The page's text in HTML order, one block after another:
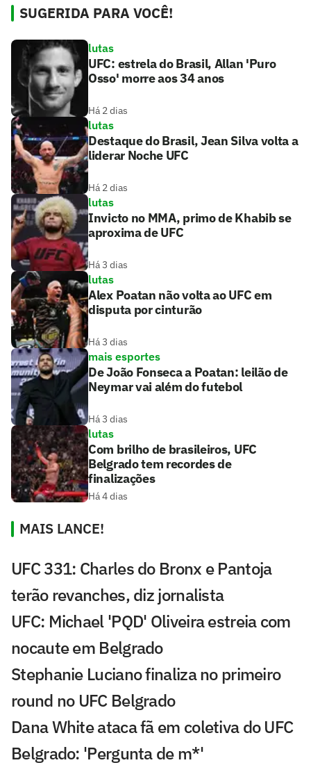
SUGERIDA PARA VOCÊ!
lutas
UFC: estrela do Brasil, Allan 'Puro
Osso' morre aos 34 anos
Há 2 dias
lutas
Destaque do Brasil, Jean Silva volta a
liderar Noche UFC
Há 2 dias
lutas
Invicto no MMA, primo de Khabib se
aproxima de UFC
Há 3 dias
lutas
Alex Poatan não volta ao UFC em
disputa por cinturão
Há 3 dias
mais esportes
De João Fonseca a Poatan: leilão de
Neymar vai além do futebol
Há 3 dias
lutas
Com brilho de brasileiros, UFC
Belgrado tem recordes de
finalizações
Há 4 dias
MAIS LANCE!
UFC 331: Charles do Bronx e Pantoja
terão revanches, diz jornalista
UFC: Michael 'PQD' Oliveira estreia com
nocaute em Belgrado
Stephanie Luciano finaliza no primeiro
round no UFC Belgrado
Dana White ataca fã em coletiva do UFC
Belgrado: 'Pergunta de m*'